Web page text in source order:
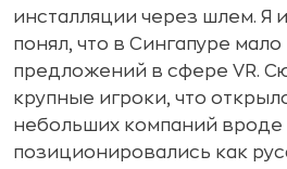
инсталляции через шлем. Я
понял, что в Сингапуре
предложений в сфере VR.
крупные игроки, что
небольших компаний
позиционировались как